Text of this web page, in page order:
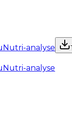
Nutri-analyse
Nutri-analyse